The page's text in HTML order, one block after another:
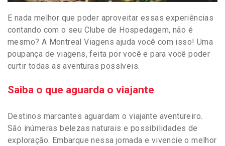
E nada melhor que poder aproveitar essas experiências
contando com o seu Clube de Hospedagem, não é
mesmo? A Montreal Viagens ajuda você com isso! Uma
poupança de viagens, feita por você e para você poder
curtir todas as aventuras possíveis.
Saiba o que aguarda o viajante
Destinos marcantes aguardam o viajante aventureiro.
São inúmeras belezas naturais e possibilidades de
exploração. Embarque nessa jornada e vivencie o melhor